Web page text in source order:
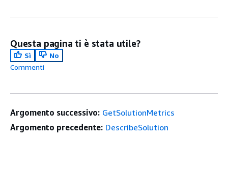
Questa pagina ti è stata utile?
Sì
No
Commenti
Argomento successivo: GetSolutionMetrics
Argomento precedente: DescribeSolution